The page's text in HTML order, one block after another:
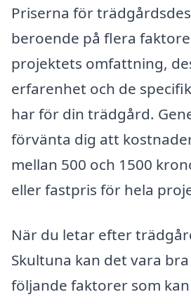
Priserna för
beroende på flera
projektets omfattning,
erfarenhet och de
har för din trädgård.
förvänta dig att
mellan 500 och 1500
eller fastpris för hela
När du letar efter
Skultuna kan det vara
följande faktorer som